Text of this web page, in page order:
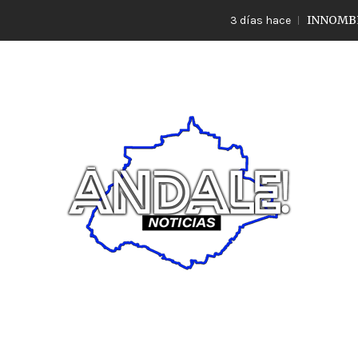
3 días hace INNOMBRABLE